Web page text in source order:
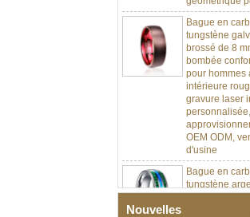
Bague en
tungstène
brossé de 8
bombée
pour hommes
intérieure
gravure laser
personnalisée,
OEM ODM,
d'usine
Bague en
tungstène
mm,
d'opale bleue
bande de
Nouvelles